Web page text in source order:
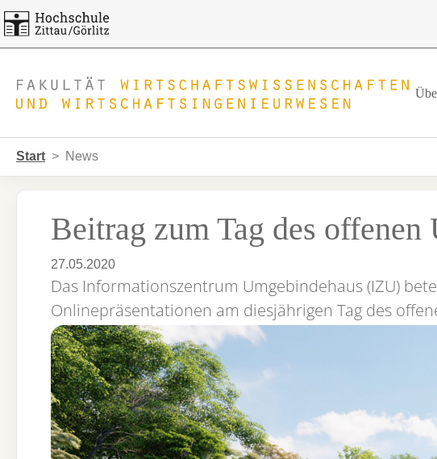
Start News
Beitrag zum Tag des offenen
27.05.2020
Das Informationszentrum Umgebindehaus (IZU)
Onlinepräsentationen am diesjährigen Tag des
Show larger version for: